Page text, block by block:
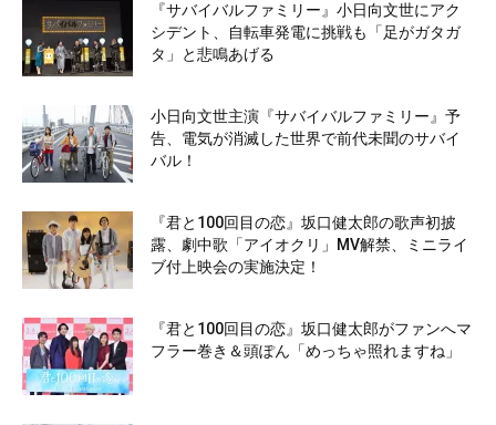
『サバイバルファミリー』小日向文世にアク
シデント、自転車発電に挑戦も「足がガタガ
タ」と悲鳴あげる
小日向文世主演『サバイバルファミリー』予
告、電気が消滅した世界で前代未聞のサバイ
バル！
『君と100回目の恋』坂口健太郎の歌声初披
露、劇中歌「アイオクリ」MV解禁、ミニライ
ブ付上映会の実施決定！
『君と100回目の恋』坂口健太郎がファンへマ
フラー巻き＆頭ぽん「めっちゃ照れますね」